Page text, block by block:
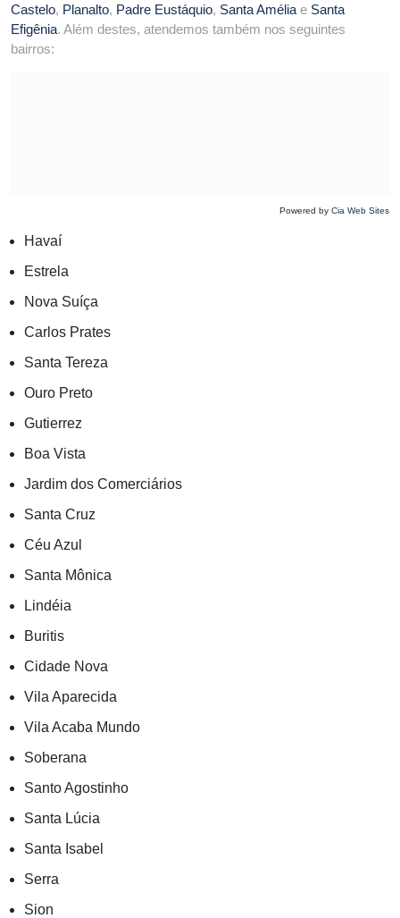
Castelo, Planalto, Padre Eustáquio, Santa Amélia e Santa
Efigênia. Além destes, atendemos também nos seguintes
bairros:
Powered by Cia Web Sites
Havaí
Estrela
Nova Suíça
Carlos Prates
Santa Tereza
Ouro Preto
Gutierrez
Boa Vista
Jardim dos Comerciários
Santa Cruz
Céu Azul
Santa Mônica
Lindéia
Buritis
Cidade Nova
Vila Aparecida
Vila Acaba Mundo
Soberana
Santo Agostinho
Santa Lúcia
Santa Isabel
Serra
Sion